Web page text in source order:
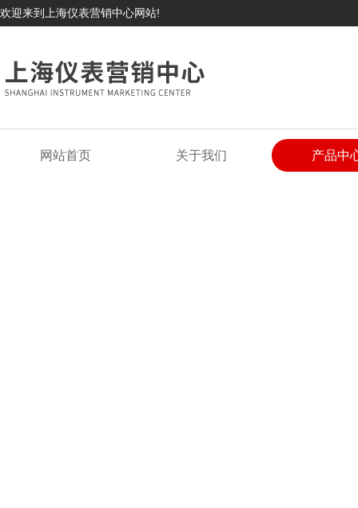
欢迎来到上海仪表营销中心网站!
网站首页 关于我们 产品中